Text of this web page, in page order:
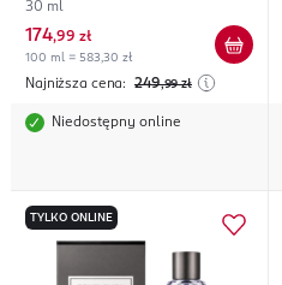
30 ml
174,99 zł
100 ml = 583,30 zł
Najniższa cena: 249,99 zł
Niedostępny online
TYLKO ONLINE